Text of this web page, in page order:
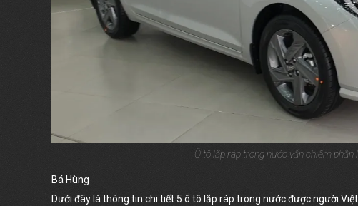
Ô tô lắp ráp trong nước vẫn chiếm
Bá Hùng
Dưới đây là thông tin chi tiết 5 ô tô lắp ráp trong nước được người